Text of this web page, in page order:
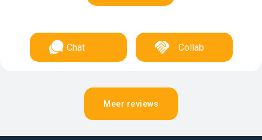
Chat Collab
Meer reviews